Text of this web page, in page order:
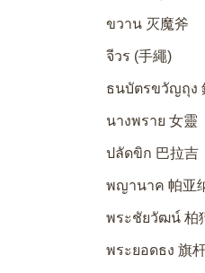
ขวาน 灭魔斧
จีวร (手繩)
ธนบัตรขวัญถุง
นางพราย 女靈
ปลัดขิก 巴拉吉
พญานาค 帕亚
พระชัยวัฒน์ 柏
พระยอดธง 旗